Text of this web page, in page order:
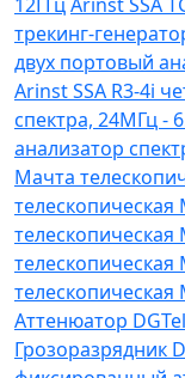
трекинг-
двух портовый
Arinst SSA R3-4i
спектра, 24МГц -
анализатор
Мачта
телескопическая
телескопическая
телескопическая
телескопическая
Аттенюатор
Грозоразрядник